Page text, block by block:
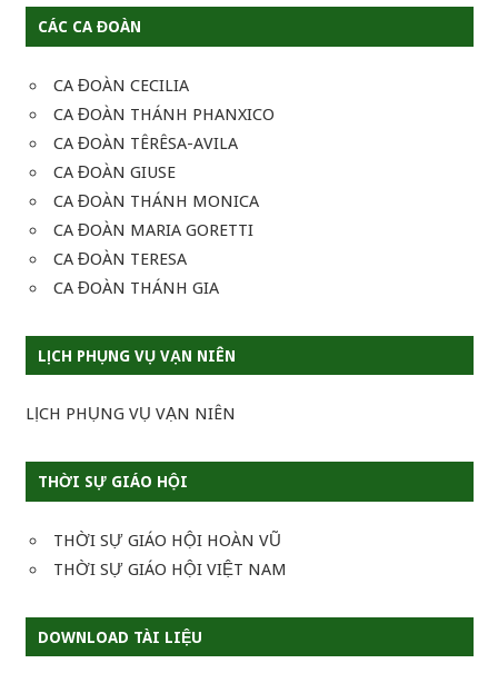
CÁC CA ĐOÀN
CA ĐOÀN CECILIA
CA ĐOÀN THÁNH PHANXICO
CA ĐOÀN TÊRÊSA-AVILA
CA ĐOÀN GIUSE
CA ĐOÀN THÁNH MONICA
CA ĐOÀN MARIA GORETTI
CA ĐOÀN TERESA
CA ĐOÀN THÁNH GIA
LỊCH PHỤNG VỤ VẠN NIÊN
LỊCH PHỤNG VỤ VẠN NIÊN
THỜI SỰ GIÁO HỘI
THỜI SỰ GIÁO HỘI HOÀN VŨ
THỜI SỰ GIÁO HỘI VIỆT NAM
DOWNLOAD TÀI LIỆU